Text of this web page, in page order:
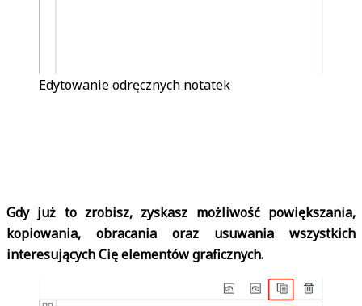
Edytowanie odręcznych notatek
Gdy już to zrobisz, zyskasz możliwość powiększania,
kopiowania, obracania oraz usuwania wszystkich
interesujących Cię elementów graficznych.